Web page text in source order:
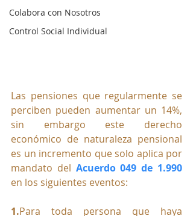
Colabora con Nosotros
Control Social Individual
Las pensiones que regularmente se
perciben pueden aumentar un 14%,
sin embargo este derecho
económico de naturaleza pensional
es un incremento que solo aplica por
mandato del Acuerdo 049 de 1.990
en los siguientes eventos:
1.Para toda persona que haya